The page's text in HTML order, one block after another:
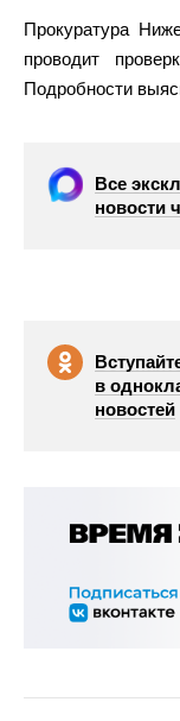
Прокуратура
проводит
Подробности
Все
новости
в
новостей